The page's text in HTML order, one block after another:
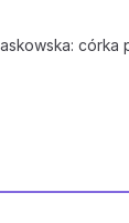
córka